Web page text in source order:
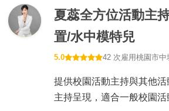
夏蕊全方位活動主
置/水中模特兒
5.0 42 次雇用桃園市中
提供校園活動主持與其他
主持呈現，適合一般校園